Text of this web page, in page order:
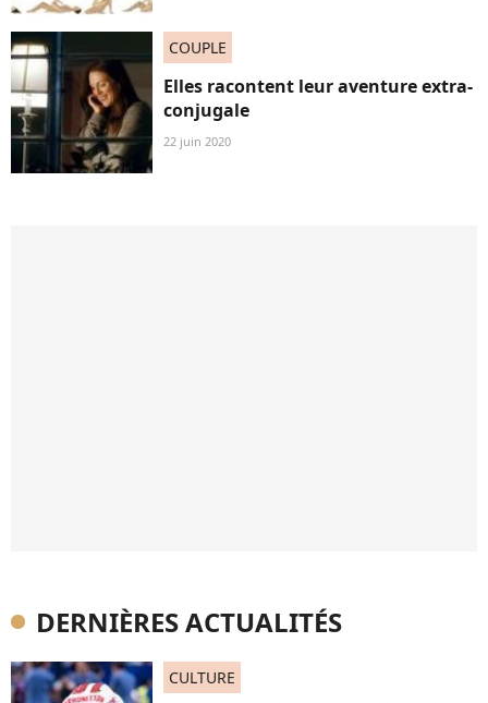
COUPLE
Elles racontent leur aventure extra-
conjugale
22 juin 2020
DERNIÈRES ACTUALITÉS
CULTURE